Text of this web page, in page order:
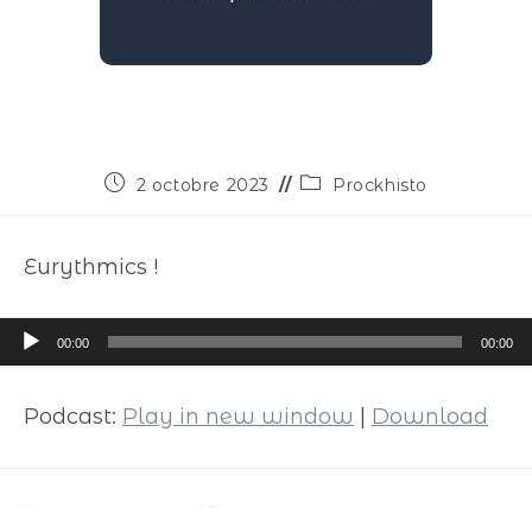
2 octobre 2023 Prockhisto
Eurythmics !
Lecteur
audio
00:00 00:00
Podcast: Play in new window Download